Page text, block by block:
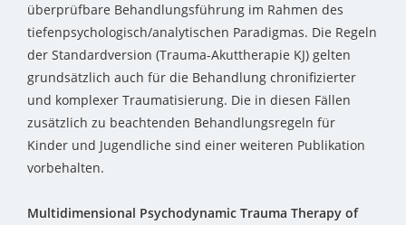
überprüfbare Behandlungsführung im Rahmen des
tiefenpsychologisch/analytischen Paradigmas. Die Regeln
der Standardversion (Trauma-Akuttherapie KJ) gelten
grundsätzlich auch für die Behandlung chronifizierter
und komplexer Traumatisierung. Die in diesen Fällen
zusätzlich zu beachtenden Behandlungsregeln für
Kinder und Jugendliche sind einer weiteren Publikation
vorbehalten.
Multidimensional Psychodynamic Trauma Therapy of